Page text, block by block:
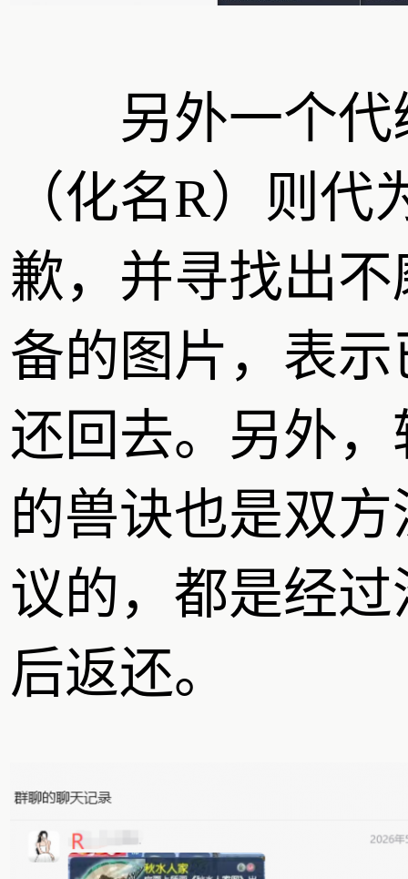
另外一个代
（化名R）则代
歉，并寻找出不
备的图片，表示
还回去。另外，
的兽诀也是双方
议的，都是经过
后返还。